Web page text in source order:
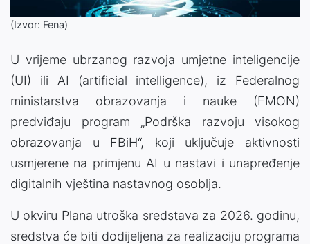
(Izvor: Fena)
U vrijeme ubrzanog razvoja umjetne inteligencije
(UI) ili AI (artificial intelligence), iz Federalnog
ministarstva obrazovanja i nauke (FMON)
predviđaju program „Podrška razvoju visokog
obrazovanja u FBiH“, koji uključuje aktivnosti
usmjerene na primjenu AI u nastavi i unapređenje
digitalnih vještina nastavnog osoblja.
U okviru Plana utroška sredstava za 2026. godinu,
sredstva će biti dodijeljena za realizaciju programa